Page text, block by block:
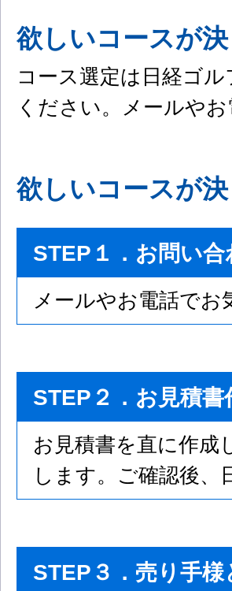
欲しいコースが
コース選定は日経ゴ
ください。メールや
欲しいコースが
STEP１．お問い合
メールやお電話でお
STEP２．お見積
お見積書を直に作成
します。ご確認後
STEP３．売り手様